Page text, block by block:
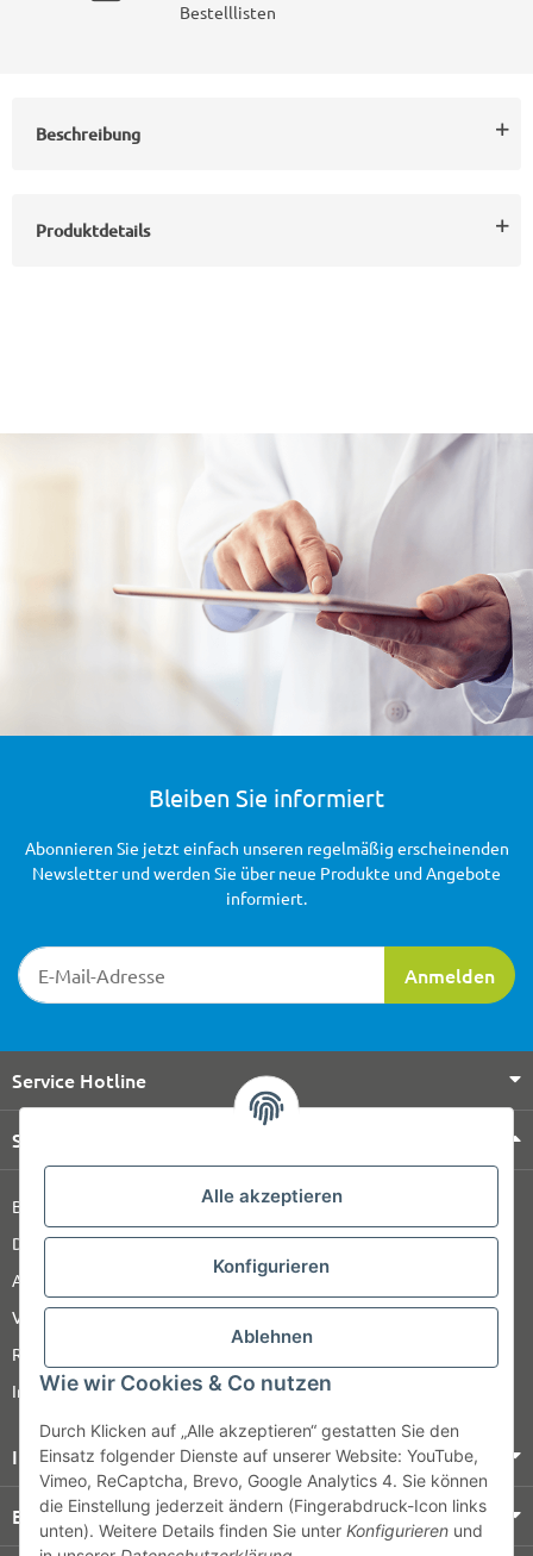
Alle akzeptieren
Konfigurieren
Ablehnen
Wie wir Cookies & Co nutzen
Durch Klicken auf „Alle akzeptieren“ gestatten Sie den
Einsatz folgender Dienste auf unserer Website: YouTube,
Vimeo, ReCaptcha, Brevo, Google Analytics 4. Sie können
die Einstellung jederzeit ändern (Fingerabdruck-Icon links
unten). Weitere Details finden Sie unter Konfigurieren und
Bestelllisten
Beschreibung
Produktdetails
Bleiben Sie informiert
Newsletter-Registrierung
Anmelden
Abonnieren Sie jetzt einfach unseren regelmäßig erscheinenden
Newsletter und werden Sie über neue Produkte und Angebote
informiert.
Service Hotline
Shop Service
Barrierefreiheitserklärung
Datenschutz
AGB
Versandinformationen
Retour
Impressum
Informationen
Bezahlung & Versand